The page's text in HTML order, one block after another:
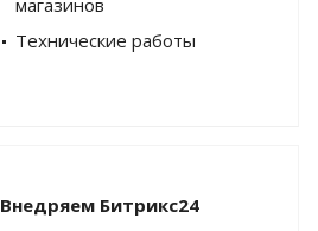
магазинов
Технические работы
Внедряем Битрикс24